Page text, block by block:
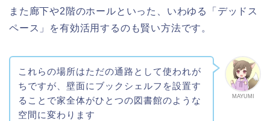
また廊下や2階のホールといった、いわゆる「デッドス
ペース」を有効活用するのも賢い方法です。
MAYUMI
これらの場所はただの通路として使われが
ちですが、壁面にブックシェルフを設置す
ることで家全体がひとつの図書館のような
空間に変わります